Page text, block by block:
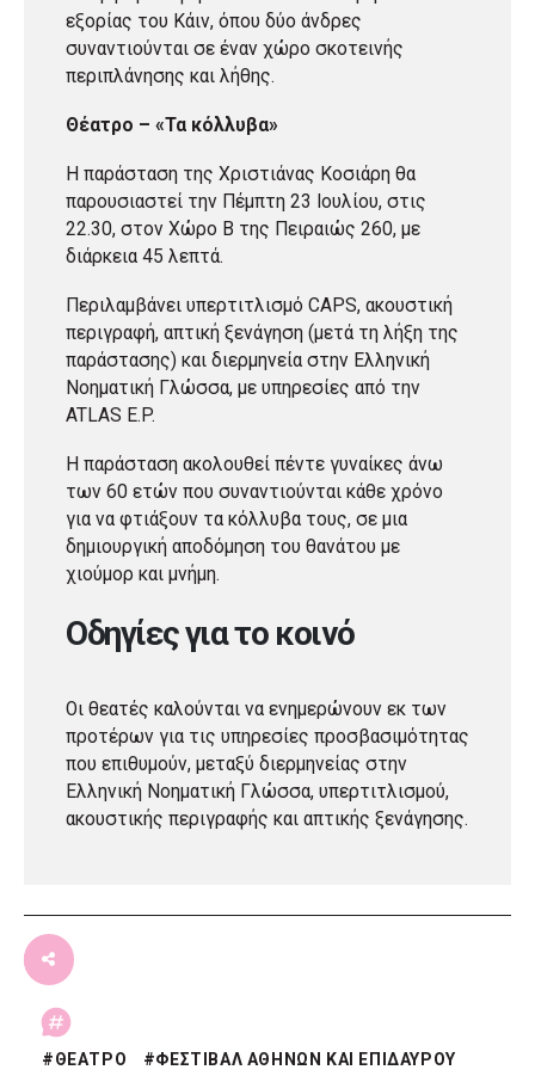
εξορίας του Κάιν, όπου δύο άνδρες
συναντιούνται σε έναν χώρο σκοτεινής
περιπλάνησης και λήθης.
Θέατρο – «Τα κόλλυβα»
Η παράσταση της Χριστιάνας Κοσιάρη θα
παρουσιαστεί την Πέμπτη 23 Ιουλίου, στις
22.30, στον Χώρο Β της Πειραιώς 260, με
διάρκεια 45 λεπτά.
Περιλαμβάνει υπερτιτλισμό CAPS, ακουστική
περιγραφή, απτική ξενάγηση (μετά τη λήξη της
παράστασης) και διερμηνεία στην Ελληνική
Νοηματική Γλώσσα, με υπηρεσίες από την
ATLAS E.P.
Η παράσταση ακολουθεί πέντε γυναίκες άνω
των 60 ετών που συναντιούνται κάθε χρόνο
για να φτιάξουν τα κόλλυβα τους, σε μια
δημιουργική αποδόμηση του θανάτου με
χιούμορ και μνήμη.
Οδηγίες για το κοινό
Οι θεατές καλούνται να ενημερώνουν εκ των
προτέρων για τις υπηρεσίες προσβασιμότητας
που επιθυμούν, μεταξύ διερμηνείας στην
Ελληνική Νοηματική Γλώσσα, υπερτιτλισμού,
ακουστικής περιγραφής και απτικής ξενάγησης.
#ΘΕΑΤΡΟ #ΦΕΣΤΙΒΑΛ ΑΘΗΝΩΝ ΚΑΙ ΕΠΙΔΑΥΡΟΥ